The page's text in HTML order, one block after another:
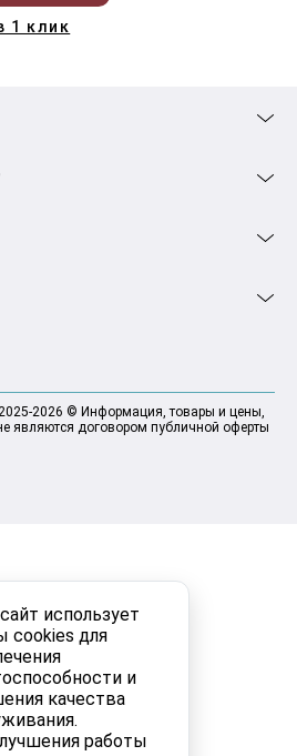
использует
cookies для
и
качества
работы
1 клик
2025-2026 © Информация, товары и цены,
являются договором публичной оферты